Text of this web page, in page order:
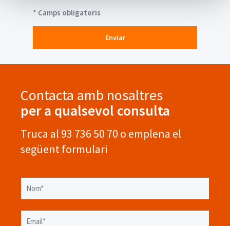
* Camps obligatoris
Enviar
Contacta amb nosaltres
per a qualsevol consulta
Truca al 93 736 50 70 o emplena el
següent formulari